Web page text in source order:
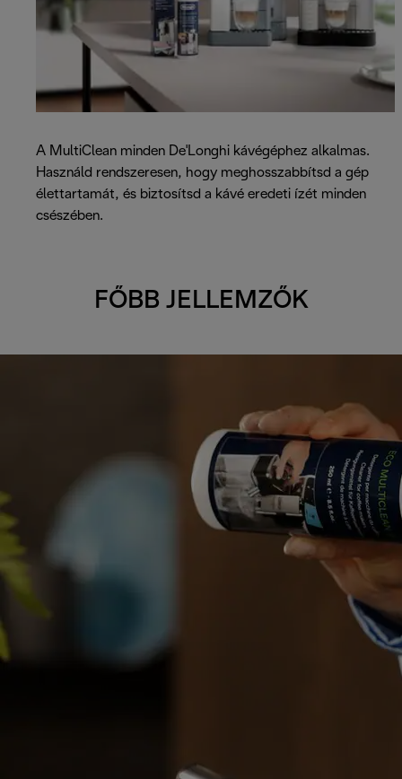
A MultiClean minden De'Longhi kávégéphez alkalmas.
Használd rendszeresen, hogy meghosszabbítsd a gép
élettartamát, és biztosítsd a kávé eredeti ízét minden
csészében.
FŐBB JELLEMZŐK